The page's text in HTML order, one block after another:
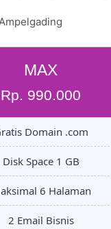
MAX
Rp. 990.000
Domain .com
Disk Space 1 GB
6 Halaman
2 Email Bisnis